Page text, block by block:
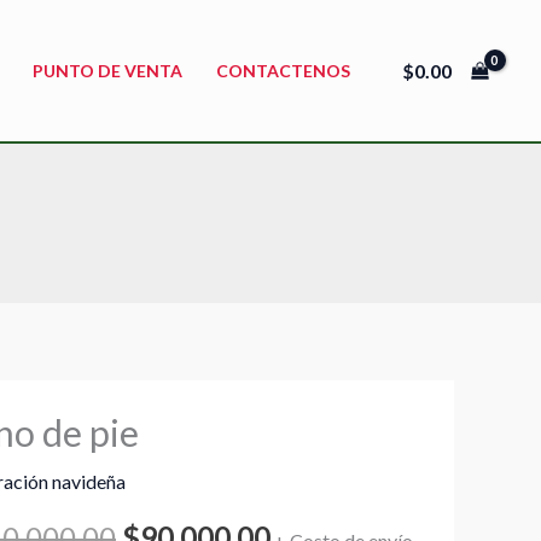
PUNTO DE VENTA CONTACTENOS $0.00
de pie
navideña
El
precio